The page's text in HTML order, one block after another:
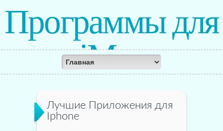
Программы для
iMac
Лучшие Приложения для
Iphone